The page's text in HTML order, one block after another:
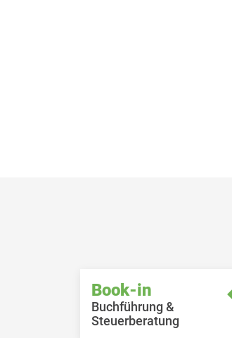
Book-in
Buchführung &
Steuerberatung